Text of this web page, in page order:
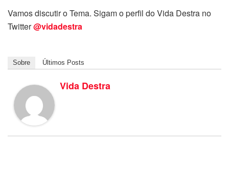
Vamos discutir o Tema. Sigam o perfil do Vida Destra no
Twitter@vidadestra
Sobre Últimos Posts
Vida Destra